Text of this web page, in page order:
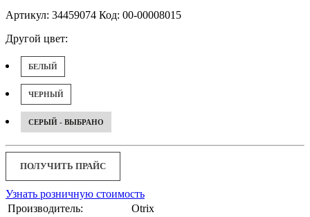
Артикул: 34459074 Код: 00-00008015
Другой цвет:
БЕЛЫЙ
ЧЕРНЫЙ
СЕРЫЙ - ВЫБРАНО
ПОЛУЧИТЬ ПРАЙС
Узнать розничную стоимость
Производитель:
Otrix